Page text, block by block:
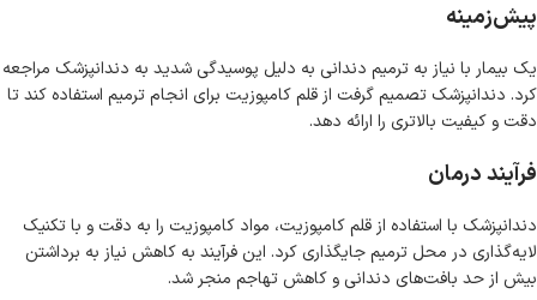
پیش‌زمینه
یک بیمار با نیاز به ترمیم دندانی به دلیل پوسیدگی شدید به دندانپزشک مراجعه
کرد. دندانپزشک تصمیم گرفت از قلم کامپوزیت برای انجام ترمیم استفاده کند تا
دقت و کیفیت بالاتری را ارائه دهد.
فرآیند درمان
دندانپزشک با استفاده از قلم کامپوزیت، مواد کامپوزیت را به دقت و با تکنیک
لایه‌گذاری در محل ترمیم جایگذاری کرد. این فرآیند به کاهش نیاز به برداشتن
بیش از حد بافت‌های دندانی و کاهش تهاجم منجر شد.